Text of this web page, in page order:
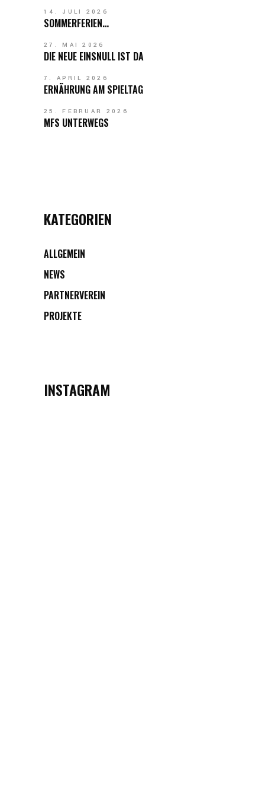
14. JULI 2026
SOMMERFERIEN…
27. MAI 2026
DIE NEUE EINSNULL IST DA
7. APRIL 2026
ERNÄHRUNG AM SPIELTAG
25. FEBRUAR 2026
MFS UNTERWEGS
KATEGORIEN
ALLGEMEIN
NEWS
PARTNERVEREIN
PROJEKTE
INSTAGRAM